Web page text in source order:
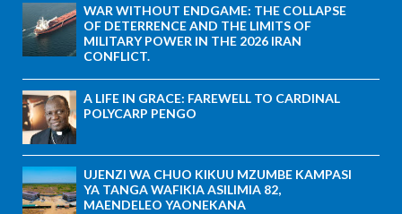
WAR WITHOUT ENDGAME: THE COLLAPSE
OF DETERRENCE AND THE LIMITS OF
MILITARY POWER IN THE 2026 IRAN
CONFLICT.
A LIFE IN GRACE: FAREWELL TO CARDINAL
POLYCARP PENGO
UJENZI WA CHUO KIKUU MZUMBE KAMPASI
YA TANGA WAFIKIA ASILIMIA 82,
MAENDELEO YAONEKANA